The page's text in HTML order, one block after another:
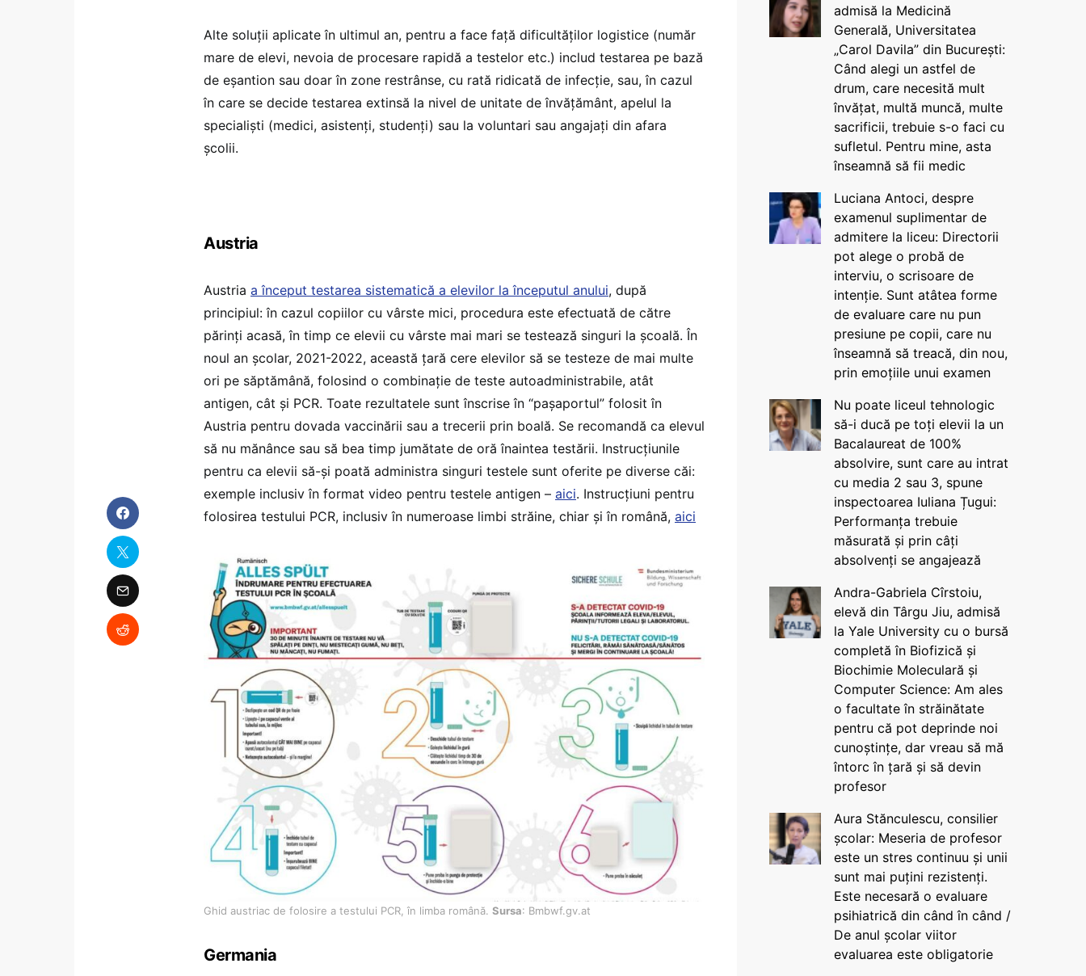
Alte soluții aplicate în ultimul an, pentru a face față dificultăților logistice (număr
mare de elevi, nevoia de procesare rapidă a testelor etc.) includ testarea pe bază
de eșantion sau doar în zone restrânse, cu rată ridicată de infecție, sau, în cazul
în care se decide testarea extinsă la nivel de unitate de învățământ, apelul la
specialiști (medici, asistenți, studenți) sau la voluntari sau angajați din afara
școlii.
Austria
Austria a început testarea sistematică a elevilor la începutul anului, după
principiul: în cazul copiilor cu vârste mici, procedura este efectuată de către
părinți acasă, în timp ce elevii cu vârste mai mari se testează singuri la școală. În
noul an școlar, 2021-2022, această țară cere elevilor să se testeze de mai multe
ori pe săptămână, folosind o combinație de teste autoadministrabile, atât
antigen, cât și PCR. Toate rezultatele sunt înscrise în “pașaportul” folosit în
Austria pentru dovada vaccinării sau a trecerii prin boală. Se recomandă ca elevul
să nu mănânce sau să bea timp jumătate de oră înaintea testării. Instrucțiunile
pentru ca elevii să-și poată administra singuri testele sunt oferite pe diverse căi:
exemple inclusiv în format video pentru testele antigen – aici. Instrucțiuni pentru
folosirea testului PCR, inclusiv în numeroase limbi străine, chiar și în română, aici
Ghid austriac de folosire a testului PCR, în limba română. Sursa: Bmbwf.gv.at
Germania
admisă la Medicină
Generală, Universitatea
„Carol Davila” din București:
Când alegi un astfel de
drum, care necesită mult
învățat, multă muncă, multe
sacrificii, trebuie s-o faci cu
sufletul. Pentru mine, asta
înseamnă să fii medic
Luciana Antoci, despre
examenul suplimentar de
admitere la liceu: Directorii
pot alege o probă de
interviu, o scrisoare de
intenție. Sunt atâtea forme
de evaluare care nu pun
presiune pe copii, care nu
înseamnă să treacă, din nou,
prin emoțiile unui examen
Nu poate liceul tehnologic
să-i ducă pe toți elevii la un
Bacalaureat de 100%
absolvire, sunt care au intrat
cu media 2 sau 3, spune
inspectoarea Iuliana Țugui:
Performanța trebuie
măsurată și prin câți
absolvenți se angajează
Andra-Gabriela Cîrstoiu,
elevă din Târgu Jiu, admisă
la Yale University cu o bursă
completă în Biofizică și
Biochimie Moleculară și
Computer Science: Am ales
o facultate în străinătate
pentru că pot deprinde noi
cunoștințe, dar vreau să mă
întorc în țară și să devin
profesor
Aura Stănculescu, consilier
școlar: Meseria de profesor
este un stres continuu și unii
sunt mai puțini rezistenți.
Este necesară o evaluare
psihiatrică din când în când /
De anul școlar viitor
evaluarea este obligatorie